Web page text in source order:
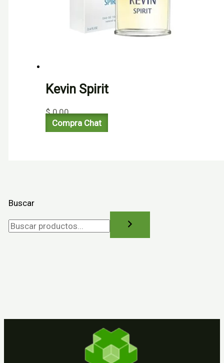
Buscar
Kevin Spirit
$0,00
Compra Chat